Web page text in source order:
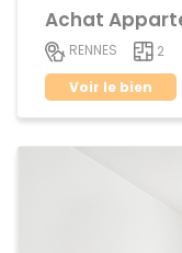
RENNES 2
Voir le bien